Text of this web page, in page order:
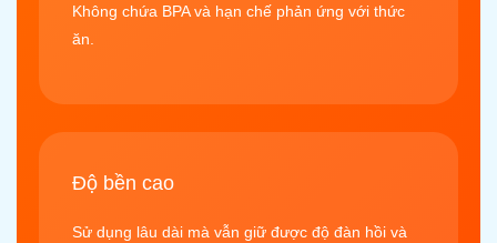
Không chứa BPA và hạn chế phản ứng với thức
ăn.
Độ bền cao
Sử dụng lâu dài mà vẫn giữ được độ đàn hồi và